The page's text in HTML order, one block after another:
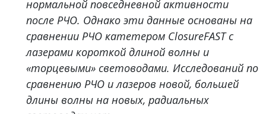
нормальной повседневной активности
после РЧО. Однако эти данные основаны на
сравнении РЧО катетером ClosureFAST с
лазерами короткой длиной волны и
«торцевыми» световодами. Исследований по
сравнению РЧО и лазеров новой, большей
длины волны на новых, радиальных